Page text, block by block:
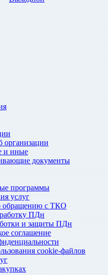
и иные
документы
программы
услуг
обращению с ТКО
ПДн
и защиты ПДн
соглашение
cookie-файлов